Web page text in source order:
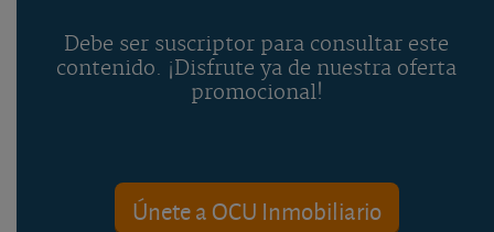
Debe ser suscriptor para consultar este
contenido. ¡Disfrute ya de nuestra oferta
promocional!
Únete a OCU Inmobiliario